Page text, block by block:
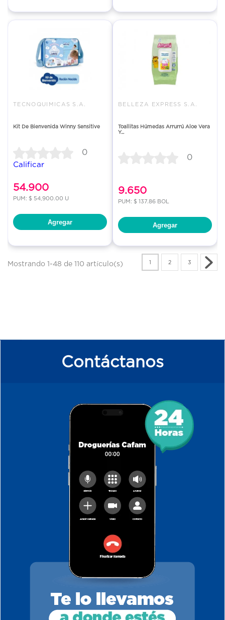
TECNOQUIMICAS S.A.
Kit De Bienvenida Winny Sensitive
0
Calificar
54.900
PUM: $ 54,900.00 U
Agregar
BELLEZA EXPRESS S.A.
Toallitas Húmedas Arrurrú Aloe Vera
Y...
0
9.650
PUM: $ 137.86 BOL
Agregar
Mostrando 1-48 de 110 artículo(s) 1 2 3
Contáctanos